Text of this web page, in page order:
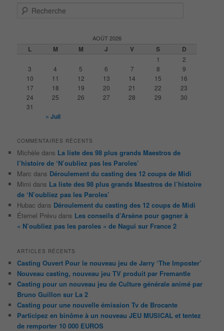
AOÛT 2026
L M M J V S D
1
2
3
4 5 6 7 8
9
10
11 12 13 14 15
16
17
18 19 20 21 22
23
24
25 26 27 28 29
30
31
« Juil
COMMENTAIRES RÉCENTS
Michèle dans La liste des 98 plus grands Maestros de
l’histoire de ‘N’oubliez pas les Paroles’
Marc dans Déroulement du casting des 12 coups de Midi
Mimi dans La liste des 98 plus grands Maestros de l’histoire
de ‘N’oubliez pas les Paroles’
Hubac dans Déroulement du casting des 12 coups de Midi
Éternel Prévu dans Les conseils d’Arsène pour gagner à
« N’oubliez pas les paroles » de Nagui sur France 2
ARTICLES RÉCENTS
Casting Ouvert Pour le nouveau jeu de Jarry ‘The Imposter’
Nouveau casting, nouveau jeu TV produit par Fremantle
Casting pour un nouveau jeu de Culture générale animé par
Bruno Guillon sur La 2
Casting pour une nouvelle émission Tv de Brocante
Participez en binôme à un nouveau JEU MUSICAL et tentez
de remporter 10 000 EUROS